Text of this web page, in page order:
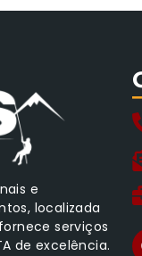
e
localizada
serviços
de excelência.